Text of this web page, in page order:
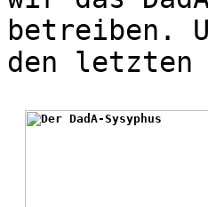
betreiben.
den letzten